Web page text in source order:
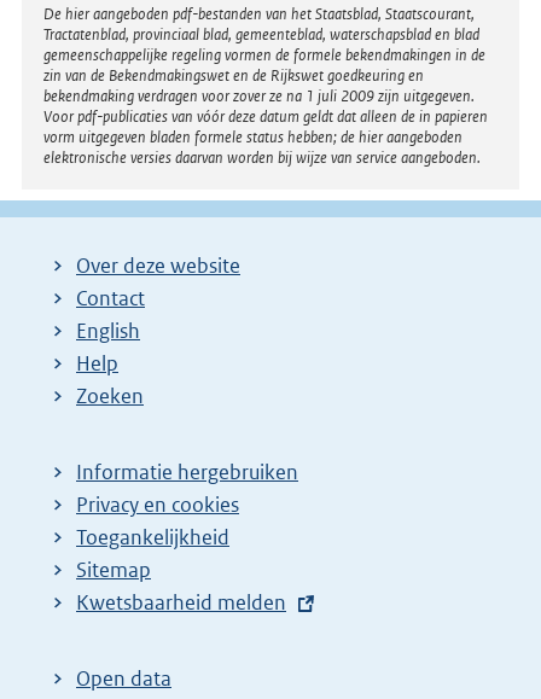
Disclaimer
De hier aangeboden pdf-bestanden van het Staatsblad, Staatscourant,
Tractatenblad, provinciaal blad, gemeenteblad, waterschapsblad en blad
gemeenschappelijke regeling vormen de formele bekendmakingen in de
zin van de Bekendmakingswet en de Rijkswet goedkeuring en
bekendmaking verdragen voor zover ze na 1 juli 2009 zijn uitgegeven.
Voor pdf-publicaties van vóór deze datum geldt dat alleen de in papieren
vorm uitgegeven bladen formele status hebben; de hier aangeboden
elektronische versies daarvan worden bij wijze van service aangeboden.
Over deze website
Contact
English
Help
Zoeken
Informatie hergebruiken
Privacy en cookies
Toegankelijkheid
Sitemap
E
t
Kwetsbaarheid melden
Open data